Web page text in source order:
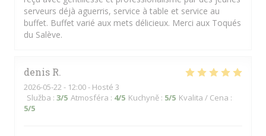
serveurs déjà aguerris, service à table et service au
buffet. Buffet varié aux mets délicieux. Merci aux Toqués
du Salève.
denis R
2026-05-22 - 12:00 - Hosté 3
Služba : 3/5 Atmosféra : 4/5 Kuchyně : 5/5 Kvalita / Cena :
5/5